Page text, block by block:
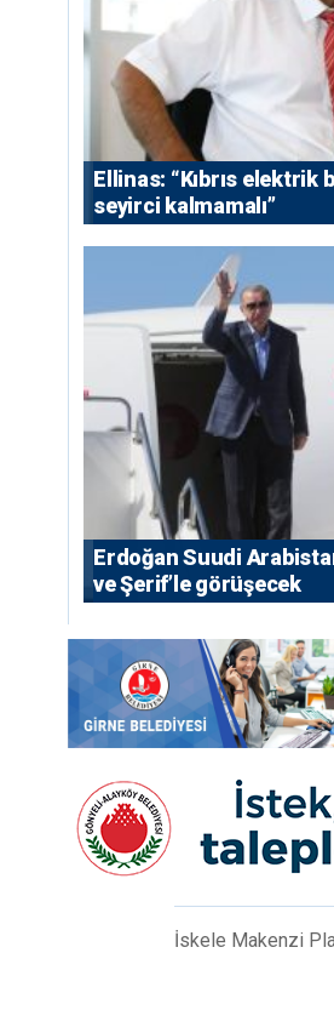
Ellinas: “Kıbrıs elektrik
seyirci kalmamalı”
Erdoğan Suudi
ve Şerif’le görüşecek
İskele Makenzi